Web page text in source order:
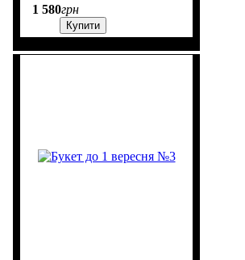
1 580грн
Купити